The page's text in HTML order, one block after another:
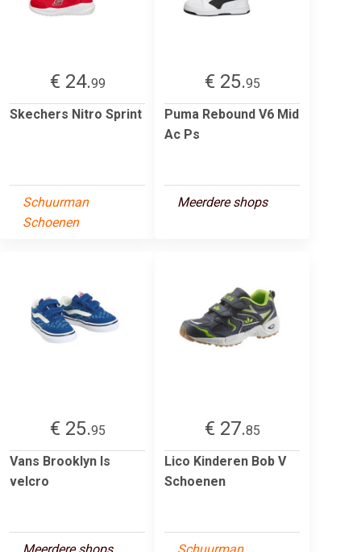
€ 24.99
Skechers Nitro Sprint
Schuurman
Schoenen
€ 25.95
Puma Rebound V6 Mid
Ac Ps
Meerdere shops
€ 25.95
Vans Brooklyn ls
velcro
€ 27.85
Lico Kinderen Bob V
Schoenen